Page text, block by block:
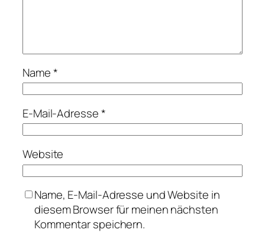
Name*
E-Mail-Adresse*
Website
Name, E-Mail-Adresse und Website in
diesem Browser für meinen nächsten
Kommentar speichern.